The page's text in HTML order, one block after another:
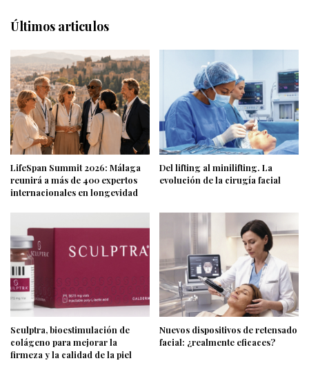
Últimos articulos
LifeSpan Summit 2026: Málaga
reunirá a más de 400 expertos
internacionales en longevidad
Del lifting al minilifting. La
evolución de la cirugía facial
Sculptra, bioestimulación de
colágeno para mejorar la
firmeza y la calidad de la piel
Nuevos dispositivos de retensado
facial: ¿realmente eficaces?